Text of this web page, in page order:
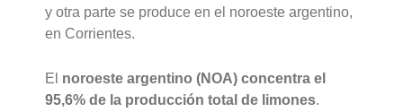
y otra parte se produce en el noroeste argentino,
en Corrientes.
El noroeste argentino (NOA) concentra el
95,6% de la producción total de limones.